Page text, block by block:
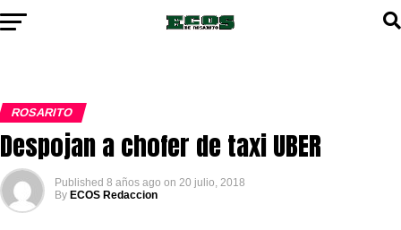
ROSARITO
Despojan a chofer de taxi UBER
Published 8 años ago on 20 julio, 2018
By ECOS Redaccion